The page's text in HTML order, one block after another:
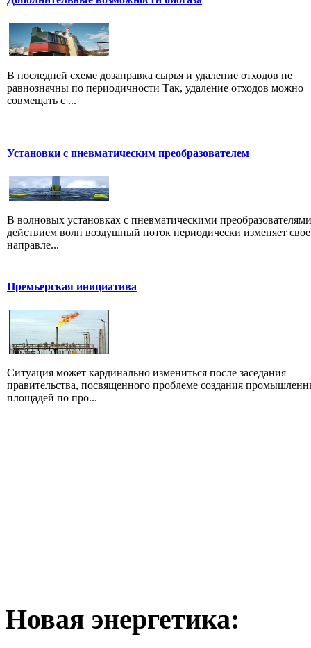
В последней схеме дозаправка сырья и удаление отходов не
равнозначны по периодичности Так, удаление отходов можно
совмещать с ...
Установки с пневматическим преобразователем
В волновых установках с пневматическими
действием волн воздушный поток периодически изменяет свое
направле...
Премьерская инициатива
Ситуация может кардинально измениться после заседания
правительства, посвященного проблеме создания
площадей по про...
Новая энергетика: